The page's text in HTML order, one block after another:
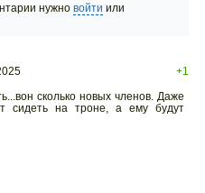
нужно войти или
+1
сколько новых членов. Даже
сидеть на троне, а ему будут